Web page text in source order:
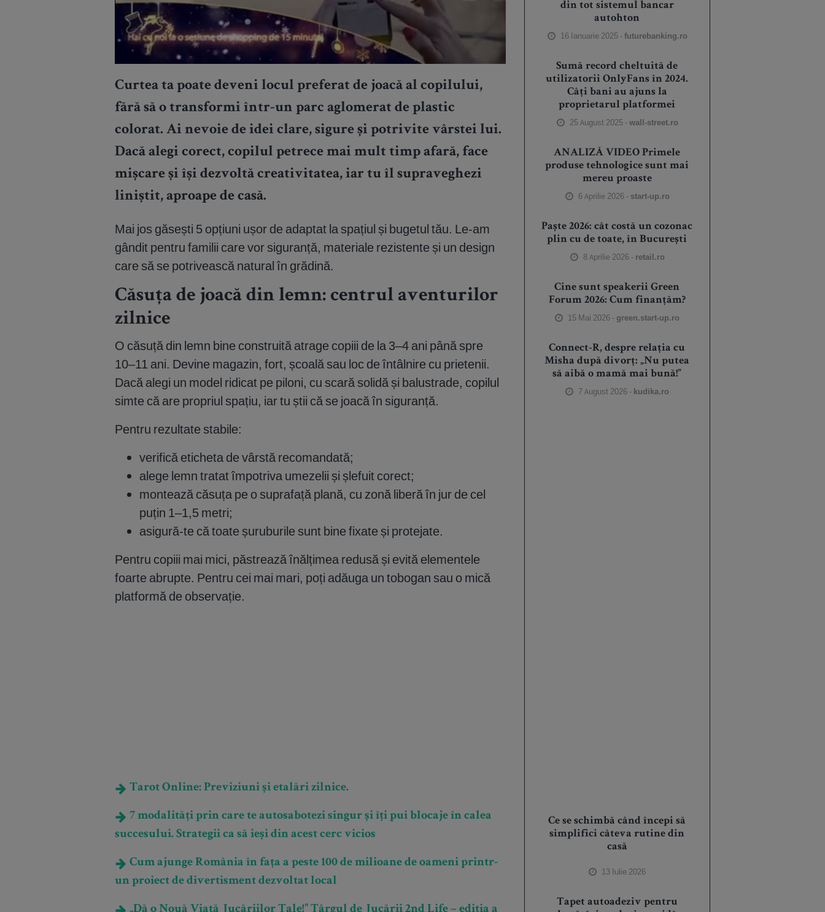
Curtea ta poate deveni locul preferat de joacă al copilului,
fără să o transformi într-un parc aglomerat de plastic
colorat. Ai nevoie de idei clare, sigure și potrivite vârstei lui.
Dacă alegi corect, copilul petrece mai mult timp afară, face
mișcare și își dezvoltă creativitatea, iar tu îl supraveghezi
liniștit, aproape de casă.
Mai jos găsești 5 opțiuni ușor de adaptat la spațiul și bugetul tău. Le-am
gândit pentru familii care vor siguranță, materiale rezistente și un design
care să se potrivească natural în grădină.
Căsuța de joacă din lemn: centrul aventurilor
zilnice
O căsuță din lemn bine construită atrage copiii de la 3–4 ani până spre
10–11 ani. Devine magazin, fort, școală sau loc de întâlnire cu prietenii.
Dacă alegi un model ridicat pe piloni, cu scară solidă și balustrade, copilul
simte că are propriul spațiu, iar tu știi că se joacă în siguranță.
Pentru rezultate stabile:
verifică eticheta de vârstă recomandată;
alege lemn tratat împotriva umezelii și șlefuit corect;
montează căsuța pe o suprafață plană, cu zonă liberă în jur de cel
puțin 1–1,5 metri;
asigură-te că toate șuruburile sunt bine fixate și protejate.
Pentru copiii mai mici, păstrează înălțimea redusă și evită elementele
foarte abrupte. Pentru cei mai mari, poți adăuga un tobogan sau o mică
platformă de observație.
Tarot Online: Previziuni și etalări zilnice.
7 modalități prin care te autosabotezi singur și îți pui blocaje în calea
succesului. Strategii ca să ieși din acest cerc vicios
Cum ajunge România în fața a peste 100 de milioane de oameni printr-
un proiect de divertisment dezvoltat local
din tot sistemul bancar
autohton
16 Ianuarie 2025 -futurebanking.ro
Sumă record cheltuită de
utilizatorii OnlyFans în 2024.
Câți bani au ajuns la
proprietarul platformei
25 August 2025 -wall-street.ro
ANALIZĂ VIDEO Primele
produse tehnologice sunt mai
mereu proaste
6 Aprilie 2026 - start-up.ro
Paște 2026: cât costă un cozonac
plin cu de toate, în București
8 Aprilie 2026 - retail.ro
Cine sunt speakerii Green
Forum 2026: Cum finanțăm?
15 Mai 2026 - green.start-up.ro
Connect-R, despre relația cu
Misha după divorț: „Nu putea
să aibă o mamă mai bună!”
7 August 2026 - kudika.ro
Ce se schimbă când începi să
simplifici câteva rutine din
casă
13 Iulie 2026
Tapet autoadeziv pentru